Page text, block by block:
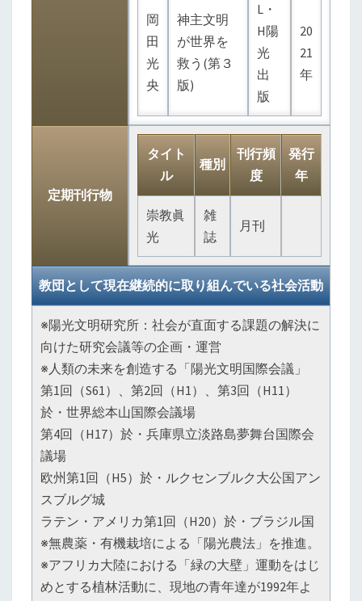
岡
田
光
央
神主文明
が世界を
救う(第３
版)
L・
H陽
光
出
版
20
21
年
定期刊行物
タイト
ル
種別
刊行頻
度
発行
年
崇教眞
光
雑
誌
月刊
教団として現在継続的に取り組んでいる社会活動
※陽光文明研究所：社会が直面する課題の解決に
向けた研究会議等の企画・運営
※人類の未来を創造する「陽光文明国際会議」
第1回（S61）、第2回（H1）、第3回（H11）
於・世界総本山国際会議場
第4回（H17）於・兵庫県立淡路島夢舞台国際会
議場
欧州第1回（H5）於・ルクセンブルク大公国アン
スブルグ城
ラテン・アメリカ第1回（H20）於・ブラジル国
※無農薬・有機栽培による「陽光農法」を推進。
※アフリカ大陸における「緑の大壁」運動をはじ
めとする植林活動に、現地の青年達が1992年よ